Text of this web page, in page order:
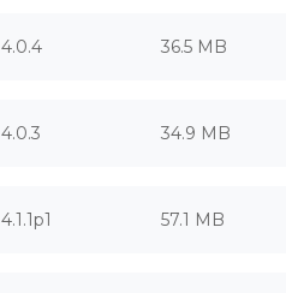
4.0.4 36.5 MB
4.0.3 34.9 MB
4.1.1p1 57.1 MB